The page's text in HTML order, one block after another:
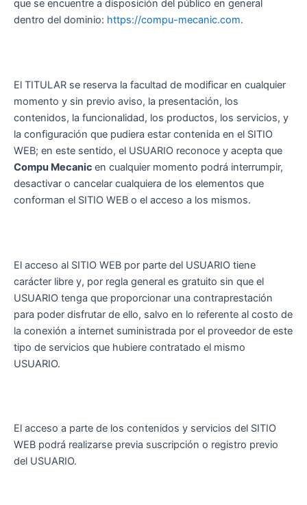
que se encuentre a disposición del público en general
dentro del dominio: https://compu-mecanic.com.
El TITULAR se reserva la facultad de modificar en cualquier
momento y sin previo aviso, la presentación, los
contenidos, la funcionalidad, los productos, los servicios, y
la configuración que pudiera estar contenida en el SITIO
WEB; en este sentido, el USUARIO reconoce y acepta que
Compu Mecanic en cualquier momento podrá interrumpir,
desactivar o cancelar cualquiera de los elementos que
conforman el SITIO WEB o el acceso a los mismos.
El acceso al SITIO WEB por parte del USUARIO tiene
carácter libre y, por regla general es gratuito sin que el
USUARIO tenga que proporcionar una contraprestación
para poder disfrutar de ello, salvo en lo referente al costo de
la conexión a internet suministrada por el proveedor de este
tipo de servicios que hubiere contratado el mismo
USUARIO.
El acceso a parte de los contenidos y servicios del SITIO
WEB podrá realizarse previa suscripción o registro previo
del USUARIO.